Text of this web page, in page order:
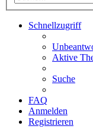
Schnellzugriff
Aktive
Suche
FAQ
Anmelden
Registrieren